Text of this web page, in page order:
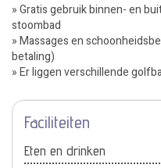
» Gratis gebruik binnen- en
stoombad
» Massages en
betaling)
» Er liggen verschillende
Faciliteiten
Eten en drinken